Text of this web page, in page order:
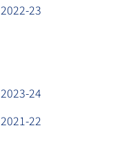
2022-23
2023-24
2021-22